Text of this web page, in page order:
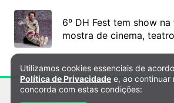
6º DH Fest tem show
mostra de cinema,
Política de Privacidade e Cookies
Utilizamos cookies essenciais de
Política de Privacidade e, ao continuar
concorda com estas condições: